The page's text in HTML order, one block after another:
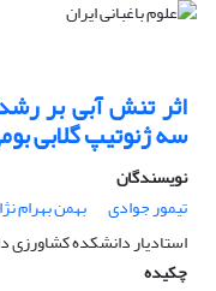
اثر تنش آبی بر
سه ژنوتیپ گلابی
نویسندگان
تیمور جوادی
بهمن بهرام
استادیار دانشکده کشاورزی
چکیده